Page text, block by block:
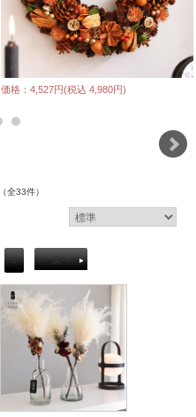
価格：4,527円(税込 4,980円)
（全33件）
2 次へ